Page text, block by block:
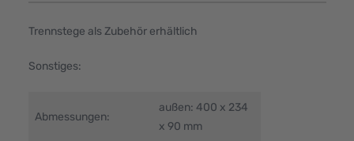
Trennstege als Zubehör erhältlich
Sonstiges:
Abmessungen:
außen: 400 x 234
x 90 mm